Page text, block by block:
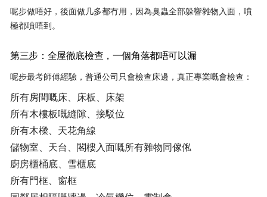
呢步做唔好，後面做几多都冇用，因為臭蟲全部躲響雜物入面，噴
極都噴唔到。
第三步：全屋徹底檢查，一個角落都唔可以漏
呢步最考師傅經驗，普通公司只會檢查床邊，真正專業嘅會檢查：
所有房間嘅床、床板、床架
所有木樓板嘅縫隙、接駁位
所有木樑、天花角線
儲物室、天台、閣樓入面嘅所有雜物同傢俬
廚房櫃桶底、雪櫃底
所有門框、窗框